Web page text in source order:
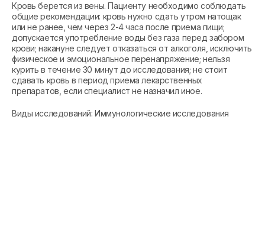
Кровь берется из вены. Пациенту необходимо соблюдать
общие рекомендации: кровь нужно сдать утром натощак
или не ранее, чем через 2-4 часа после приема пищи;
допускается употребление воды без газа перед забором
крови; накануне следует отказаться от алкоголя, исключить
физическое и эмоциональное перенапряжение; нельзя
курить в течение 30 минут до исследования; не стоит
сдавать кровь в период приема лекарственных
препаратов, если специалист не назначил иное.
Виды исследований: Иммунологические исследования